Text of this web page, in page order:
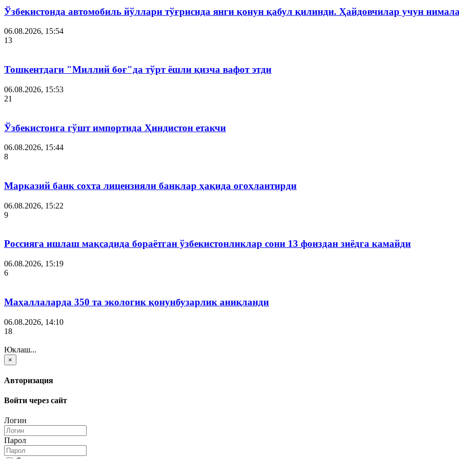
Ўзбекистонда автомобиль йўллари тўғрисида янги қонун қабул қилинди. Ҳайдовчилар учун
06.08.2026, 15:54
13
Тошкентдаги "Миллий боғ"да тўрт ёшли қизча вафот этди
06.08.2026, 15:53
21
Ўзбекистонга гўшт импортида Ҳиндистон етакчи
06.08.2026, 15:44
8
Марказий банк сохта лицензияли банклар ҳақида огоҳлантирди
06.08.2026, 15:22
9
Россияга ишлаш мақсадида бораётган ўзбекистонликлар сони 13 фоиздан зиёдга камайди
06.08.2026, 15:19
6
Маҳаллаларда 350 та экологик қонунбузарлик аниқланди
06.08.2026, 14:10
18
Юклаш...
×
Авторизация
Войти через сайт
Логин
Парол